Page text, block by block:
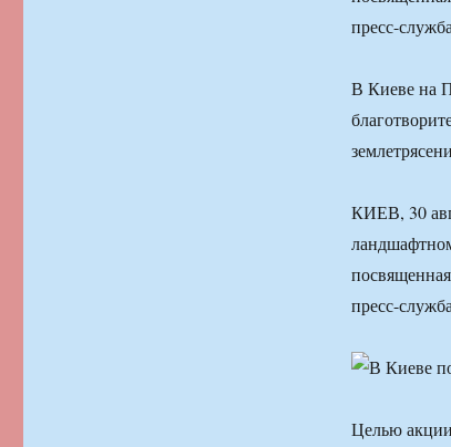
пресс-
В Киеве на
КИЕВ, 30
пресс-
Целью